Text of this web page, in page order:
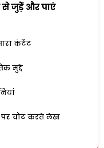
से जुड़ेें और पाएं
कंटेंट
मुद्दे
चोट करते लेख